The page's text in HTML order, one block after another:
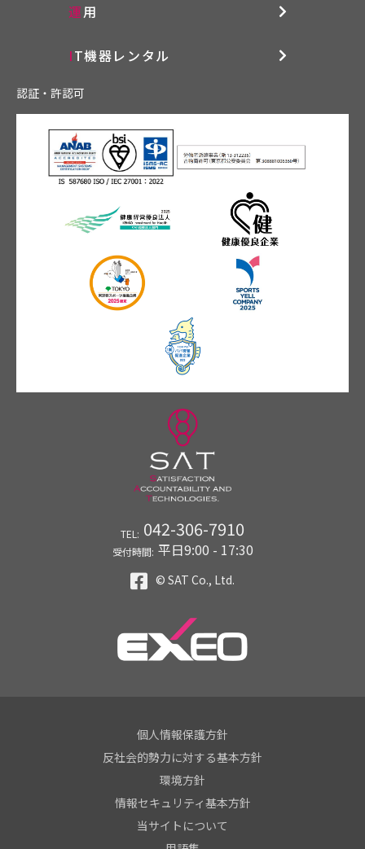
運用
IT機器レンタル
認証・許認可
TEL: 042-306-7910
受付時間: 平日9:00 - 17:30
© SAT Co., Ltd.
個人情報保護方針
反社会的勢力に対する基本方針
環境方針
情報セキュリティ基本方針
当サイトについて